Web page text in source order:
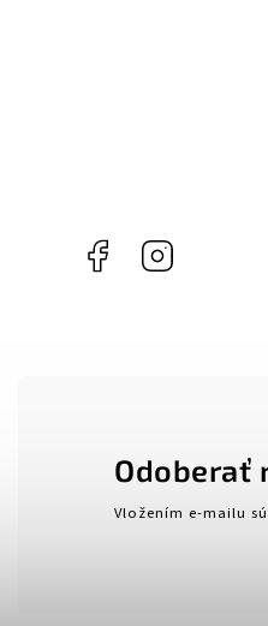
Facebook
Odoberať
Vložením e-mailu